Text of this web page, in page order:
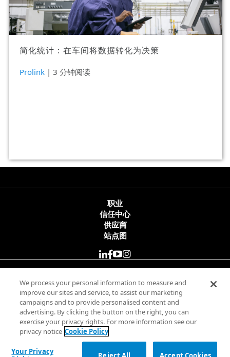
简化统计：在车间将数据转化为决策
Prolink | 3 分钟阅读
职业
信任中心
供应商
站点图
© 2025 Minitab, LLC. All Rights Reserved.
使用条款
隐私政策
合法
We process your personal information to measure and
improve our sites and service, to assist our marketing
campaigns and to provide personalised content and
advertising. By clicking the button on the right, you can
exercise your privacy rights. For more information see our
privacy notice Cookie Policy
Your Privacy